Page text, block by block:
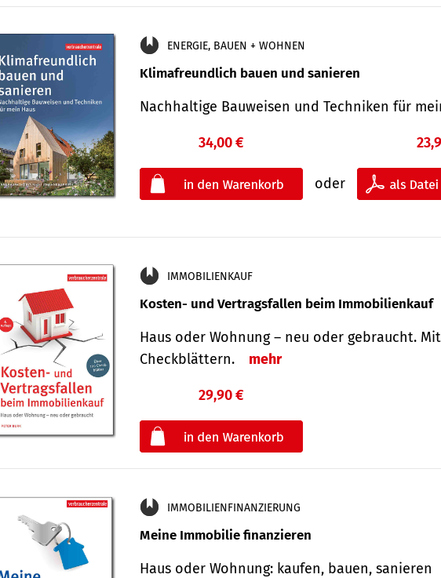
ENERGIE, BAUEN + WOHNEN
Klimafreundlich bauen und sanieren
Nachhaltige Bauweisen und Techniken für
34,00 €
oder
IMMOBILIENKAUF
Kosten- und Vertragsfallen beim Immobilienkauf
Haus oder Wohnung – neu oder gebraucht.
Check­blättern.
mehr
29,90 €
IMMOBILIENFINANZIERUNG
Meine Immobilie finanzieren
Haus oder Wohnung: kaufen, bauen, sanieren